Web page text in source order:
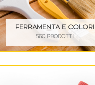
FERRAMENTA E COLORI
560 PRODOTTI